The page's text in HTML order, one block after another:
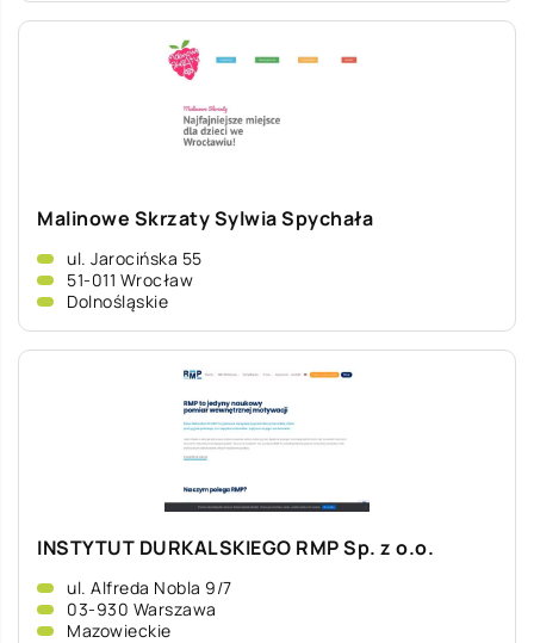
Malinowe Skrzaty Sylwia Spychała
ul. Jarocińska 55
51-011 Wrocław
Dolnośląskie
INSTYTUT DURKALSKIEGO RMP Sp. z o.o.
ul. Alfreda Nobla 9/7
03-930 Warszawa
Mazowieckie